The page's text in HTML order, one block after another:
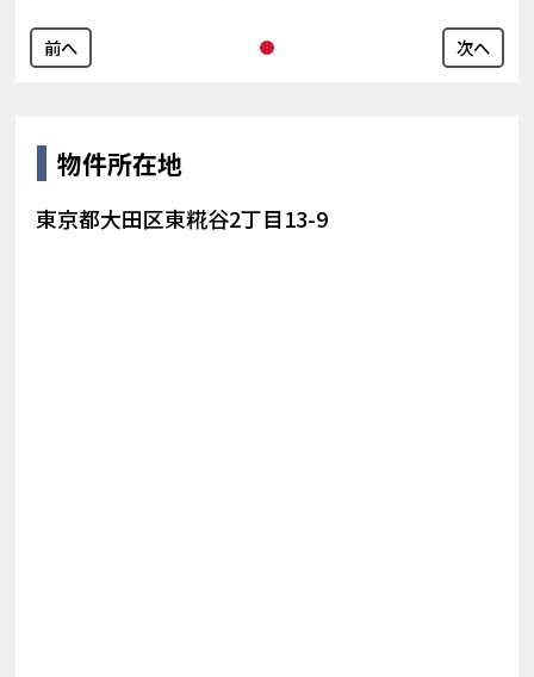
前へ 次へ
物件所在地
東京都大田区東糀谷2丁目13-9